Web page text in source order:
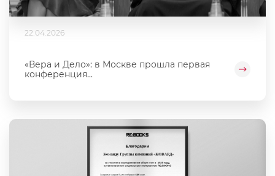
22.04.2026
«Вера и Дело»: в Москве прошла первая
конференция...